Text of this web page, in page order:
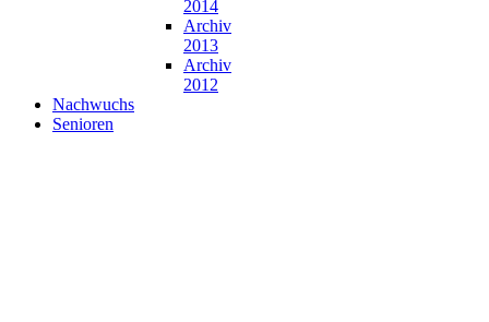
2014
Archiv
2013
Archiv
2012
Nachwuchs
Senioren